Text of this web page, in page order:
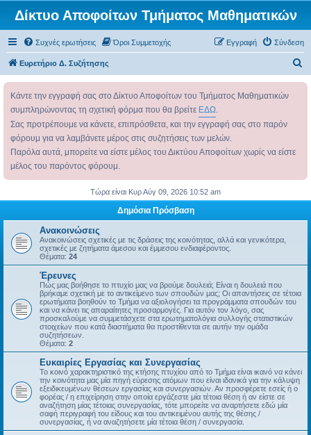
Δίκτυο Αποφοίτων Τμήματος Μαθηματικών
Συχνές ερωτήσεις Όροι Συμμετοχής Σύνδεση
Εγγραφή
Ευρετήριο Δ. Συζήτησης
σ
Κάντε την εγγραφή σας στο Δίκτυο Αποφοίτων του Τμήματος Μαθηματικών
συμπληρώνοντας τη σχετική φόρμα που θα βρείτε ΕΔΩ.
Σας προτρέπουμε να κάνετε, επιπρόσθετα, και την εγγραφή σας στο παρόν
φόρουμ για να λαμβάνετε μέρος στις συζητήσεις των μελών.
Παρόλα αυτά, μπορείτε να είστε μέλος του Δικτύου Αποφοίτων χωρίς να είστε
μέλος του παρόντος φόρουμ.
Τώρα είναι Κυρ Αύγ 09, 2026 10:52 am
Δημόσια Πρόσβαση
Ανακοινώσεις
Ανακοινώσεις σχετικές με τις δράσεις της κοινότητας, αλλά και γενικότερα,
σχετικές με ζητήματα άμεσου και έμμεσου ενδιαφέροντος.
Θέματα: 24
Έρευνες
Πώς μας βοήθησε το πτυχίο μας να βρούμε δουλειά; Είναι η δουλειά που
βρήκαμε σχετική με το αντικείμενο των σπουδών μας; Οι απαντήσεις σε τέτοια
ερωτήματα βοηθούν το Τμήμα να αξιολογήσει τα προγράμματα σπουδών του
και να κάνει τις απαραίτητες προσαρμογές. Για αυτόν τον λόγο, σας
προσκαλούμε να συμμετάσχετε στα ερωτηματολόγια συλλογής στατιστικών
στοιχείων που κατά διαστήματα θα προστίθενται σε αυτήν την ομάδα
συζητήσεων.
Θέματα: 2
Ευκαιρίες Εργασίας και Συνεργασίας
Το κοινό χαρακτηριστικό της κτήσης πτυχίου από το Τμήμα είναι ικανό να κάνει
την κοινότητα μας μία πηγή εύρεσης ατόμων που είναι ιδανικά για την κάλυψη
εξειδικευμένων θέσεων εργασίας και συνεργασιών. Αν προσφέρετε εσείς ή ο
φορέας / η επιχείρηση στην οποία εργάζεστε μία τέτοια θέση ή αν είστε σε
αναζήτηση μίας τέτοιας συνεργασίας, τότε μπορείτε να αναρτήσετε εδώ μία
σαφή περιγραφή του είδους και του αντικειμένου αυτής της θέσης /
συνεργασίας, ή να αναζητήσετε μία τέτοια θέση / συνεργασία.